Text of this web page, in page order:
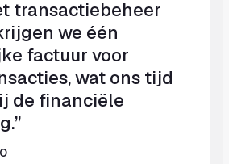
transactiebeheer
we één
factuur voor
wat ons tijd
de financiële